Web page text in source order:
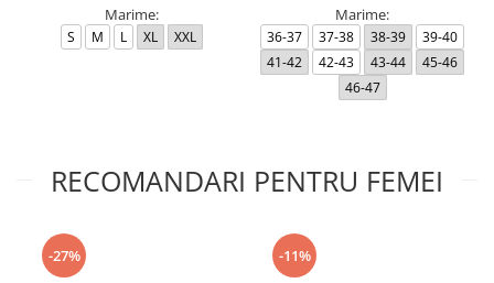
Marime:
S M L XL XXL
Marime:
36-37 37-38 38-39
39-40
41-42
42-43 43-44
45-46
46-47
RECOMANDARI PENTRU FEMEI
-27% -11%